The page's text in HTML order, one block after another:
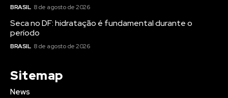
BRASIL 8 de agosto de 2026
Seca no DF: hidratação é fundamental durante o
período
BRASIL 8 de agosto de 2026
Sitemap
News